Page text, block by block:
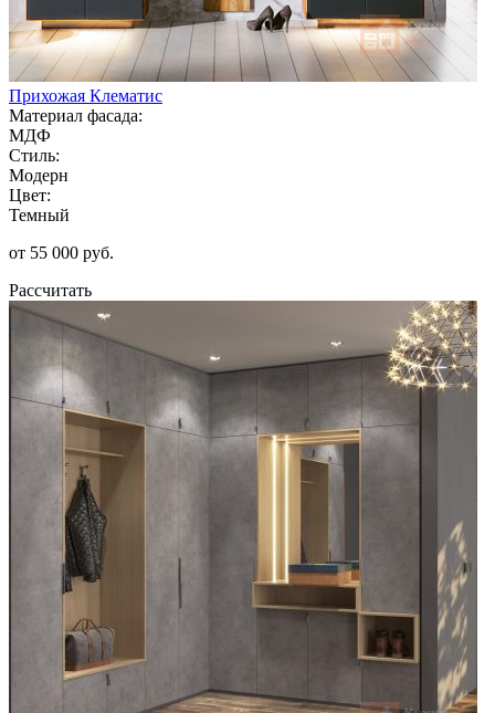
Прихожая Клематис
Материал фасада:
МДФ
Стиль:
Модерн
Цвет:
Темный
от 55 000 руб.
Рассчитать